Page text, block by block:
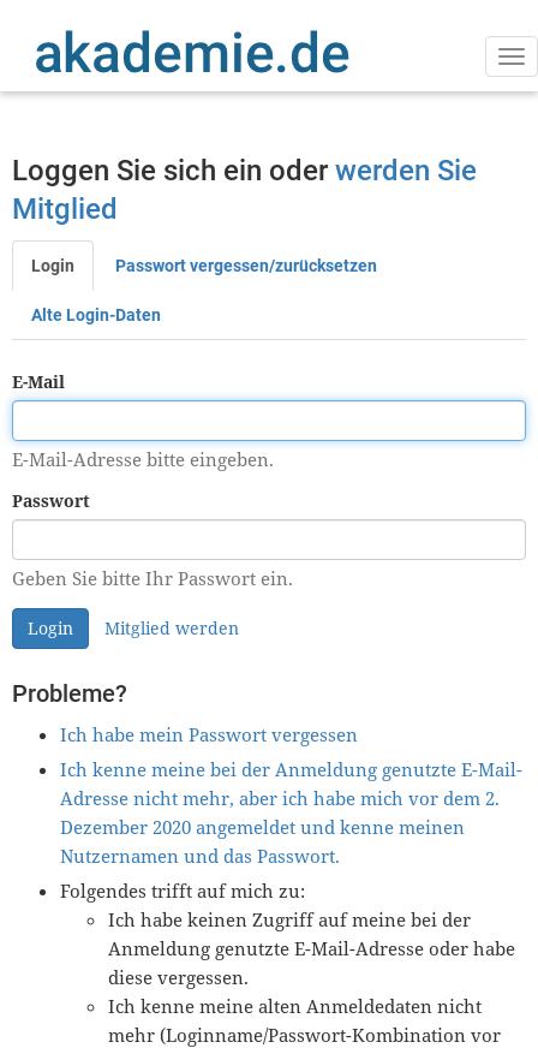
Inhalt
Loggen Sie sich ein oder werden Sie
Mitglied
Primäre
Reiter
Login Passwort vergessen/zurücksetzen
Alte Login-Daten
E-Mail
E-Mail-Adresse bitte eingeben.
Passwort
Geben Sie bitte Ihr Passwort ein.
Login Mitglied werden
Probleme?
Ich habe mein Passwort vergessen
Ich kenne meine bei der Anmeldung genutzte E-Mail-
Adresse nicht mehr, aber ich habe mich vor dem 2.
Dezember 2020 angemeldet und kenne meinen
Nutzernamen und das Passwort.
Folgendes trifft auf mich zu:
Ich habe keinen Zugriff auf meine bei der
Anmeldung genutzte E-Mail-Adresse oder habe
diese vergessen.
Ich kenne meine alten Anmeldedaten nicht
mehr (Loginname/Passwort-Kombination vor